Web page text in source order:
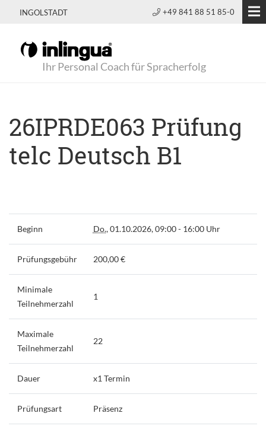
INGOLSTADT +49 841 88 51 85-0
Ihr Personal Coach für Spracherfolg
26IPRDE063 Prüfung
telc Deutsch B1
Beginn Do., 01.10.2026, 09:00 - 16:00 Uhr
Prüfungsgebühr 200,00 €
Minimale
Teilnehmerzahl
1
Maximale
Teilnehmerzahl
22
Dauer x1 Termin
Prüfungsart Präsenz